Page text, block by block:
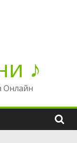
♪
Онлайн